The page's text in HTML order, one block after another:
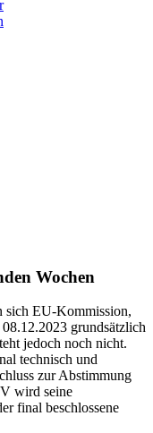
Wochen
sich EU-Kommission,
grundsätzlich
jedoch noch nicht.
technisch und
zur Abstimmung
wird seine
final beschlossene